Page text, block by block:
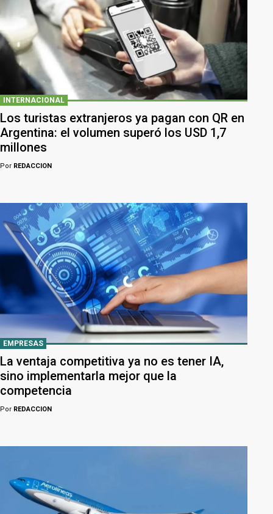
INTERNACIONAL
Los turistas extranjeros ya pagan con QR en
Argentina: el volumen superó los USD 1,7
millones
Por REDACCION
EMPRESAS
La ventaja competitiva ya no es tener IA,
sino implementarla mejor que la
competencia
Por REDACCION